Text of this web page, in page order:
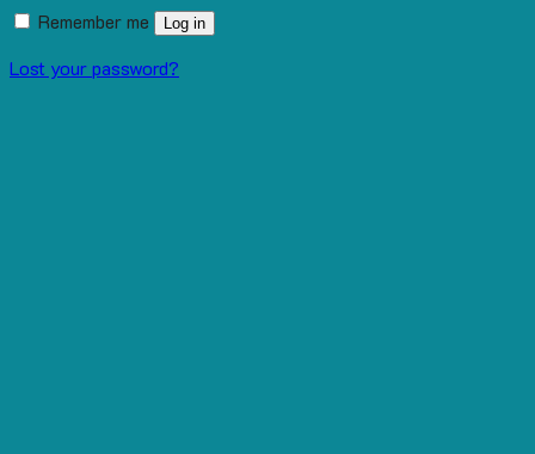
Remember me
Log in
Lost your password?